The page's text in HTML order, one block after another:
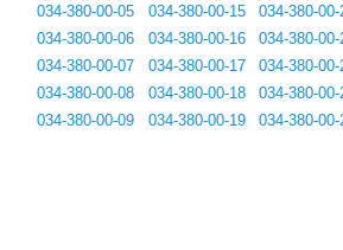
034-380-00-05
034-380-00-06
034-380-00-07
034-380-00-08
034-380-00-09
034-380-00-15
034-380-00-16
034-380-00-17
034-380-00-18
034-380-00-19
034-380-00-
034-380-00-
034-380-00-
034-380-00-
034-380-00-